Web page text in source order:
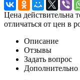
Цена действительна
отличаться от цен в
Описание
Отзывы
Задать вопрос
Дополнительно